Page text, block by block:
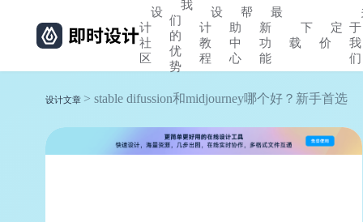
设
计
社
区
我
们
的
优
势
设
计
教
程
帮
助
中
心
最
新
功
能
下
载
定
价
于
我
们
设计文章 > stable difussion和midjourney哪个好？新手首选